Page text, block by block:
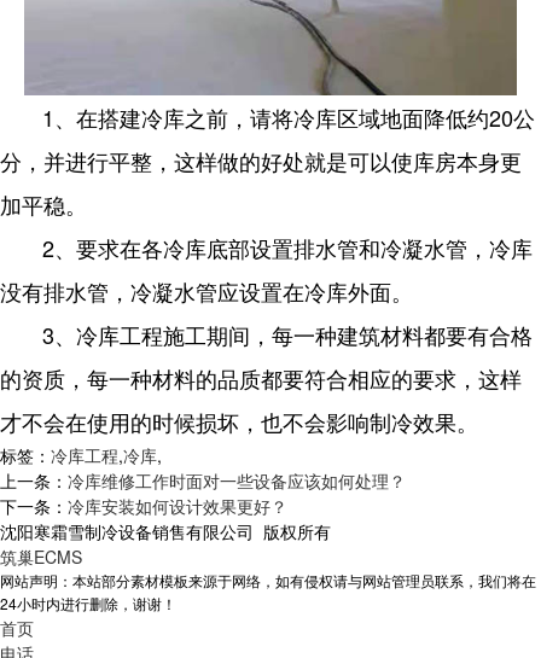
1、在搭建冷库之前，请将冷库区域地面降低约20公
分，并进行平整，这样做的好处就是可以使库房本身更
加平稳。
2、要求在各冷库底部设置排水管和冷凝水管，冷库
没有排水管，冷凝水管应设置在冷库外面。
3、冷库工程施工期间，每一种建筑材料都要有合格
的资质，每一种材料的品质都要符合相应的要求，这样
才不会在使用的时候损坏，也不会影响制冷效果。
标签： 冷库工程,冷库,
上一条： 冷库维修工作时面对一些设备应该如何处理？
下一条： 冷库安装如何设计效果更好？
沈阳寒霜雪制冷设备销售有限公司 版权所有
筑巢ECMS
网站声明：本站部分素材模板来源于网络，如有侵权请与网站管理员联系，我们将在
24小时内进行删除，谢谢！
首页
电话